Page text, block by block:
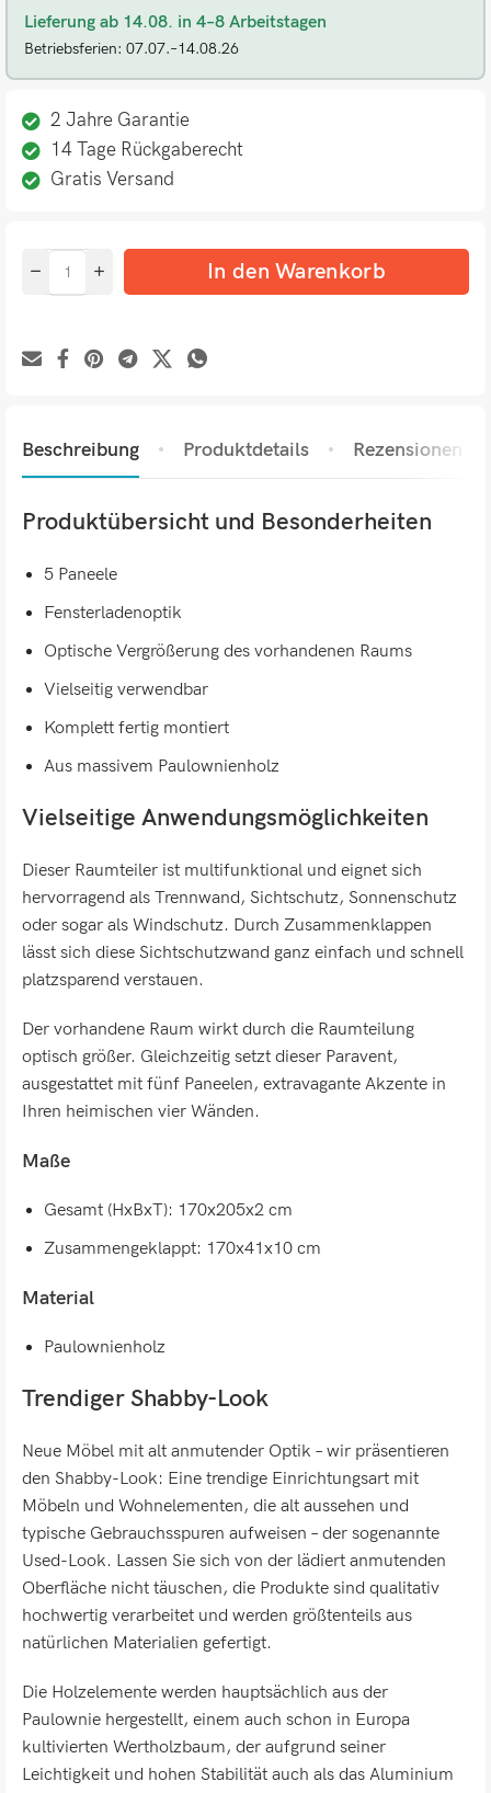
Lieferung ab 14.08. in 4–8 Arbeitstagen
Betriebsferien: 07.07.–14.08.26
2 Jahre Garantie
14 Tage Rückgaberecht
Gratis Versand
In den Warenkorb
Beschreibung Produktdetails Rezensionen (0)
Produktübersicht und Besonderheiten
5 Paneele
Fensterladenoptik
Optische Vergrößerung des vorhandenen Raums
Vielseitig verwendbar
Komplett fertig montiert
Aus massivem Paulownienholz
Vielseitige Anwendungsmöglichkeiten
Dieser Raumteiler ist multifunktional und eignet sich
hervorragend als Trennwand, Sichtschutz, Sonnenschutz
oder sogar als Windschutz. Durch Zusammenklappen
lässt sich diese Sichtschutzwand ganz einfach und schnell
platzsparend verstauen.
Der vorhandene Raum wirkt durch die Raumteilung
optisch größer. Gleichzeitig setzt dieser Paravent,
ausgestattet mit fünf Paneelen, extravagante Akzente in
Ihren heimischen vier Wänden.
Maße
Gesamt (HxBxT): 170x205x2 cm
Zusammengeklappt: 170x41x10 cm
Material
Paulownienholz
Trendiger Shabby-Look
Neue Möbel mit alt anmutender Optik – wir präsentieren
den Shabby-Look: Eine trendige Einrichtungsart mit
Möbeln und Wohnelementen, die alt aussehen und
typische Gebrauchsspuren aufweisen – der sogenannte
Used-Look. Lassen Sie sich von der lädiert anmutenden
Oberfläche nicht täuschen, die Produkte sind qualitativ
hochwertig verarbeitet und werden größtenteils aus
natürlichen Materialien gefertigt.
Die Holzelemente werden hauptsächlich aus der
Paulownie hergestellt, einem auch schon in Europa
kultivierten Wertholzbaum, der aufgrund seiner
Leichtigkeit und hohen Stabilität auch als das Aluminium